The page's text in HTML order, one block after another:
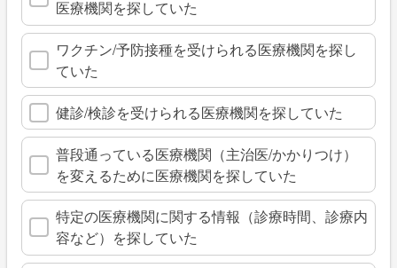
医療機関を探していた
ワクチン/予防接種を受けられる医療機関を探し
ていた
健診/検診を受けられる医療機関を探していた
普段通っている医療機関（主治医/かかりつけ）
を変えるために医療機関を探していた
特定の医療機関に関する情報（診療時間、診療内
容など）を探していた